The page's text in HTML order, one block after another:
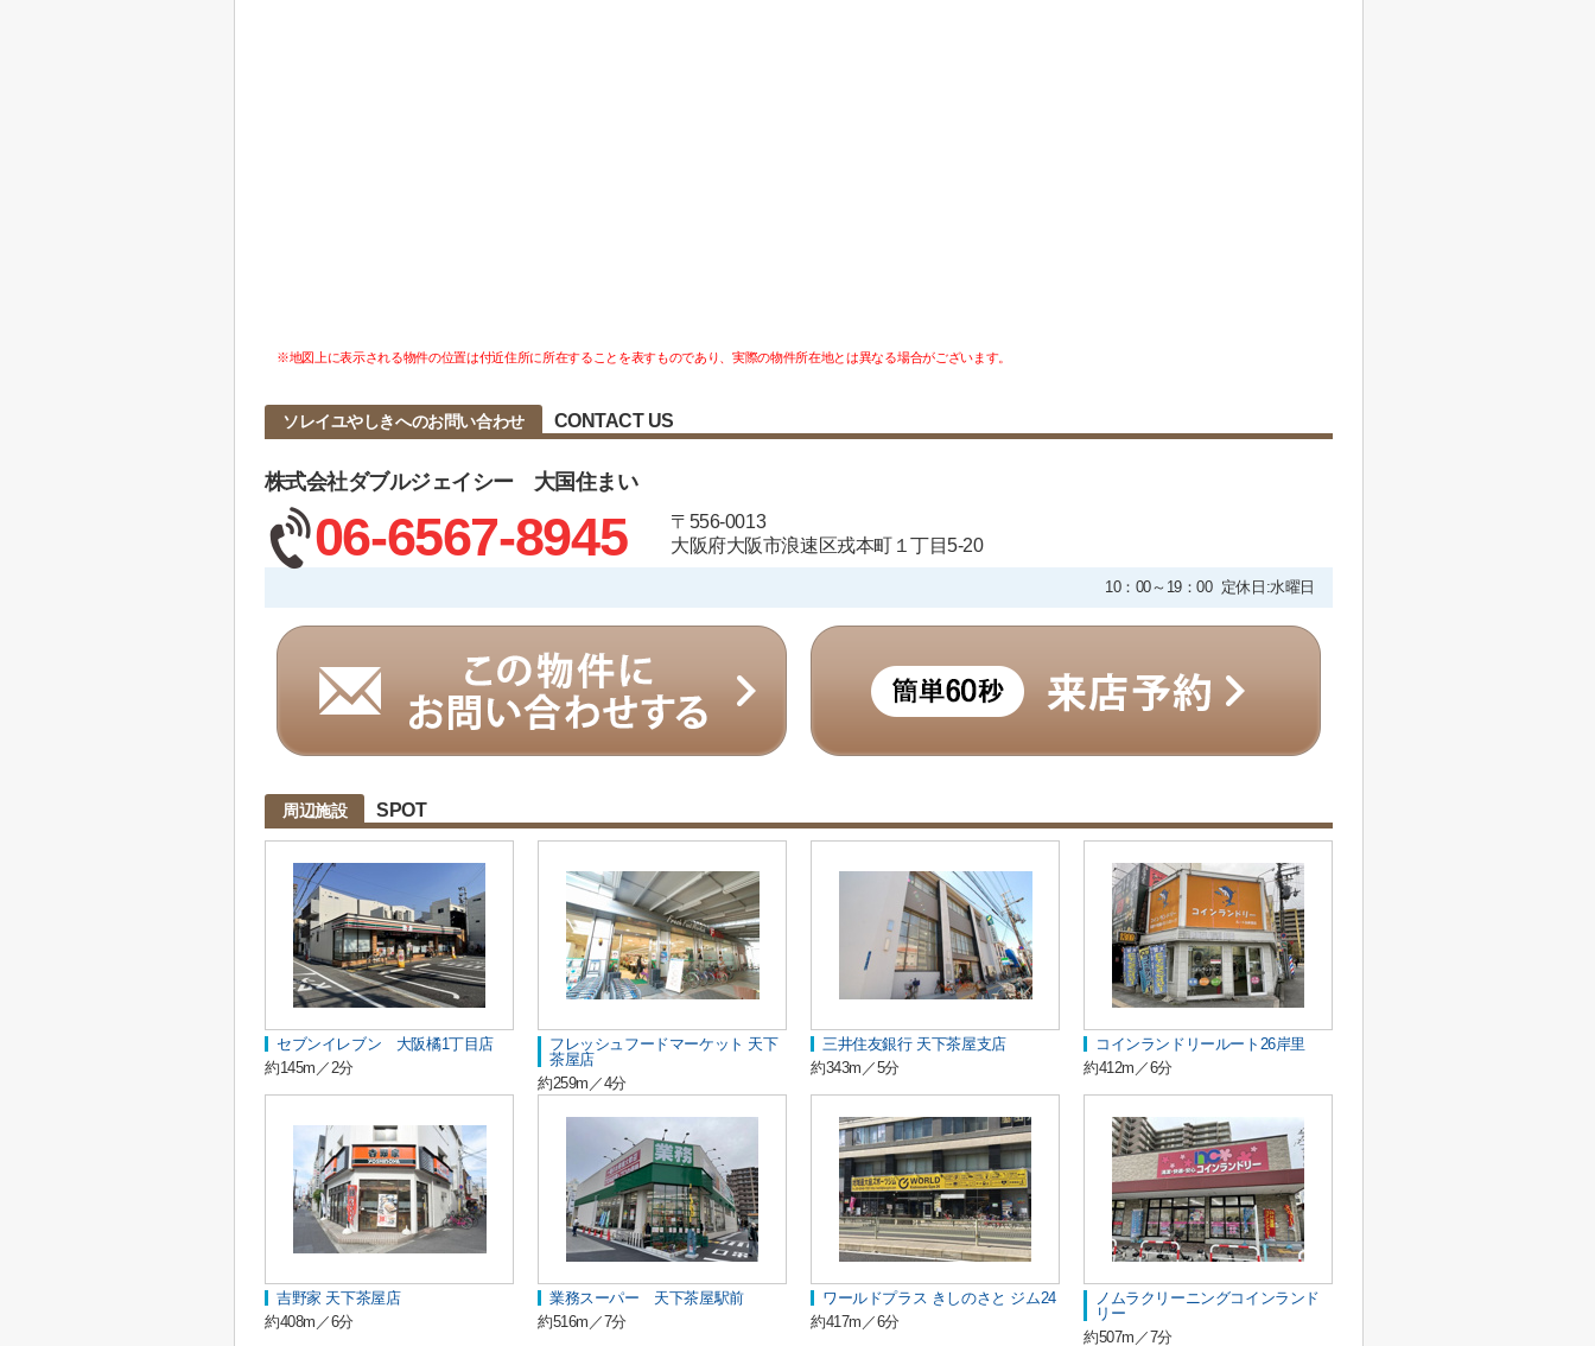
※地図上に表示される物件の位置は付近住所に所在することを表すものであり、実際の物件所在地とは異なる場合がございます。
ソレイユやしきへのお問い合わせ CONTACT US
株式会社ダブルジェイシー 大国住まい
06-6567-8945
〒556-0013
大阪府大阪市浪速区戎本町１丁目5-20
10：00～19：00 定休日:水曜日
周辺施設 SPOT
セブンイレブン 大阪橘1丁目店
約145m／2分
フレッシュフードマーケット 天下
茶屋店
約259m／4分
三井住友銀行 天下茶屋支店
約343m／5分
コインランドリールート26岸里
約412m／6分
吉野家 天下茶屋店
約408m／6分
業務スーパー 天下茶屋駅前
約516m／7分
ワールドプラス きしのさと ジム24
約417m／6分
ノムラクリーニングコインランド
リー
約507m／7分